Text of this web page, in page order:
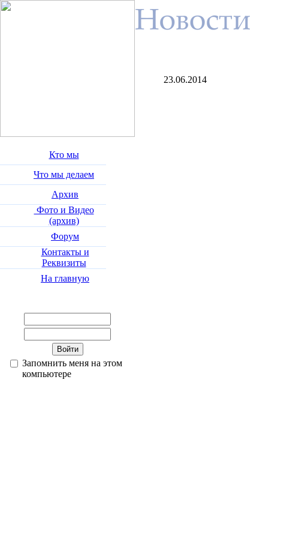
Кто мы
Что мы делаем
Архив
Фото и Видео
(архив)
Форум
Контакты и
Реквизиты
На главную
Запомнить меня на этом
компьютере
23.06.2014